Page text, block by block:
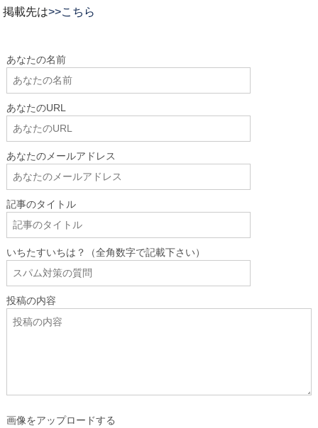
掲載先は>>こちら
あなたの名前
あなたのURL
あなたのメールアドレス
記事のタイトル
いちたすいちは？（全角数字で記載下さい）
投稿の内容
画像をアップロードする